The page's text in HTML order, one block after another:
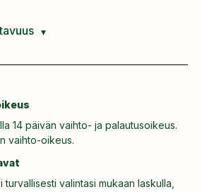
14 päivän vaihto- ja palautusoikeus.
vaihto-oikeus.
valintasi mukaan laskulla,